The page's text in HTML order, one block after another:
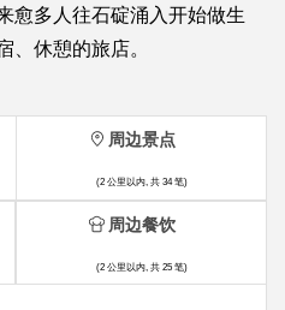
愈多人往石碇涌入开始做生
、休憩的旅店。
周边景点
(2 公里以内, 共 34 笔)
周边餐饮
(2 公里以内, 共 25 笔)